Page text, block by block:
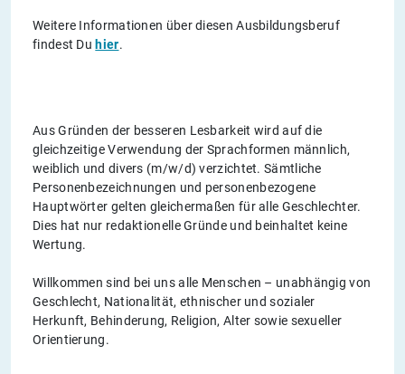
Weitere Informationen über diesen Ausbildungsberuf
findest Du hier.
Aus Gründen der besseren Lesbarkeit wird auf die
gleichzeitige Verwendung der Sprachformen männlich,
weiblich und divers (m/w/d) verzichtet. Sämtliche
Personenbezeichnungen und personenbezogene
Hauptwörter gelten gleichermaßen für alle Geschlechter.
Dies hat nur redaktionelle Gründe und beinhaltet keine
Wertung.
Willkommen sind bei uns alle Menschen – unabhängig von
Geschlecht, Nationalität, ethnischer und sozialer
Herkunft, Behinderung, Religion, Alter sowie sexueller
Orientierung.